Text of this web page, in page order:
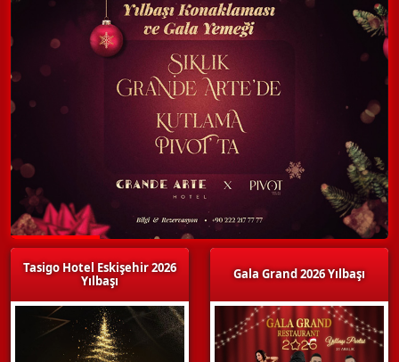
Tasigo Hotel Eskişehir 2026
Yılbaşı
Gala Grand 2026 Yılbaşı